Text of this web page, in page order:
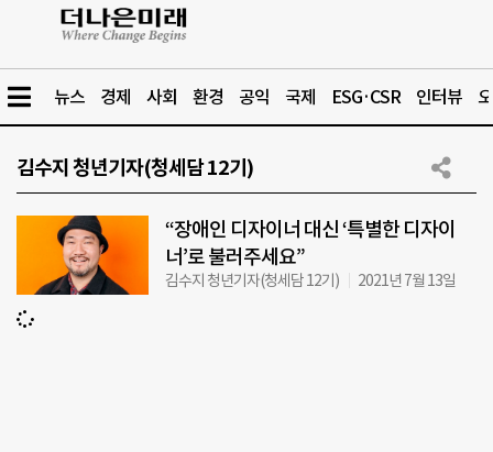
뉴스 경제 사회 환경 공익 국제 ESG·CSR 인터뷰
김수지 청년기자(청세담 12기)
“장애인 디자이너 대신 ‘특별한 디자이
너’로 불러주세요”
김수지 청년기자(청세담 12기) 2021년 7월 13일